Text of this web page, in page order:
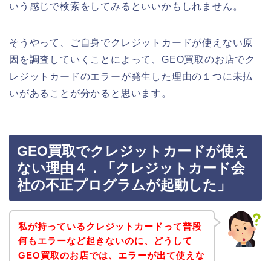
いう感じで検索をしてみるといいかもしれません。
そうやって、ご自身でクレジットカードが使えない原
因を調査していくことによって、GEO買取のお店でク
レジットカードのエラーが発生した理由の１つに未払
いがあることが分かると思います。
GEO買取でクレジットカードが使え
ない理由４．「クレジットカード会
社の不正プログラムが起動した」
私が持っているクレジットカードって普段
何もエラーなど起きないのに、どうして
GEO買取のお店では、エラーが出て使えな